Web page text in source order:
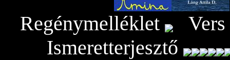
Regénymelléklet
Vers
Ismeretterjesztő